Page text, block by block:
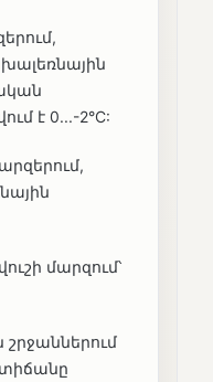
է 0...-2°C:
մարզում՝